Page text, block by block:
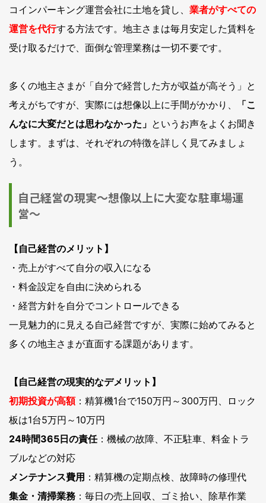
コインパーキング運営会社に土地を貸し、 業者がすべての
運営を代行する方法です。地主さまは毎月安定した賃料を
受け取るだけで、面倒な管理業務は一切不要です。
多くの地主さまが「自分で経営した方が収益が高そう」と
考えがちですが、実際には想像以上に手間がかかり、
「こ
んなに大変だとは思わなかった」 というお声をよくお聞き
します。まずは、それぞれの特徴を詳しく見てみましょ
う。
自己経営の現実～想像以上に大変な駐車場運
営～
【自己経営のメリット】
・売上がすべて自分の収入になる
・料金設定を自由に決められる
・経営方針を自分でコントロールできる
一見魅力的に見える自己経営ですが、実際に始めてみると
多くの地主さまが直面する課題があります。
【自己経営の現実的なデメリット】
初期投資が高額：精算機1台で150万円～300万円、ロック
板は1台5万円～10万円
24時間365日の責任：機械の故障、不正駐車、料金トラ
ブルなどの対応
メンテナンス費用 ：精算機の定期点検、故障時の修理代
集金・清掃業務 ：毎日の売上回収、ゴミ拾い、除草作業